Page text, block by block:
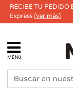
RECIBE TU PEDIDO
Express(ver más)
MENU